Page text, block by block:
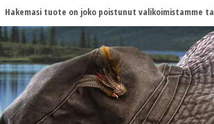
Hakemasi tuote on joko poistunut valikoimistamme